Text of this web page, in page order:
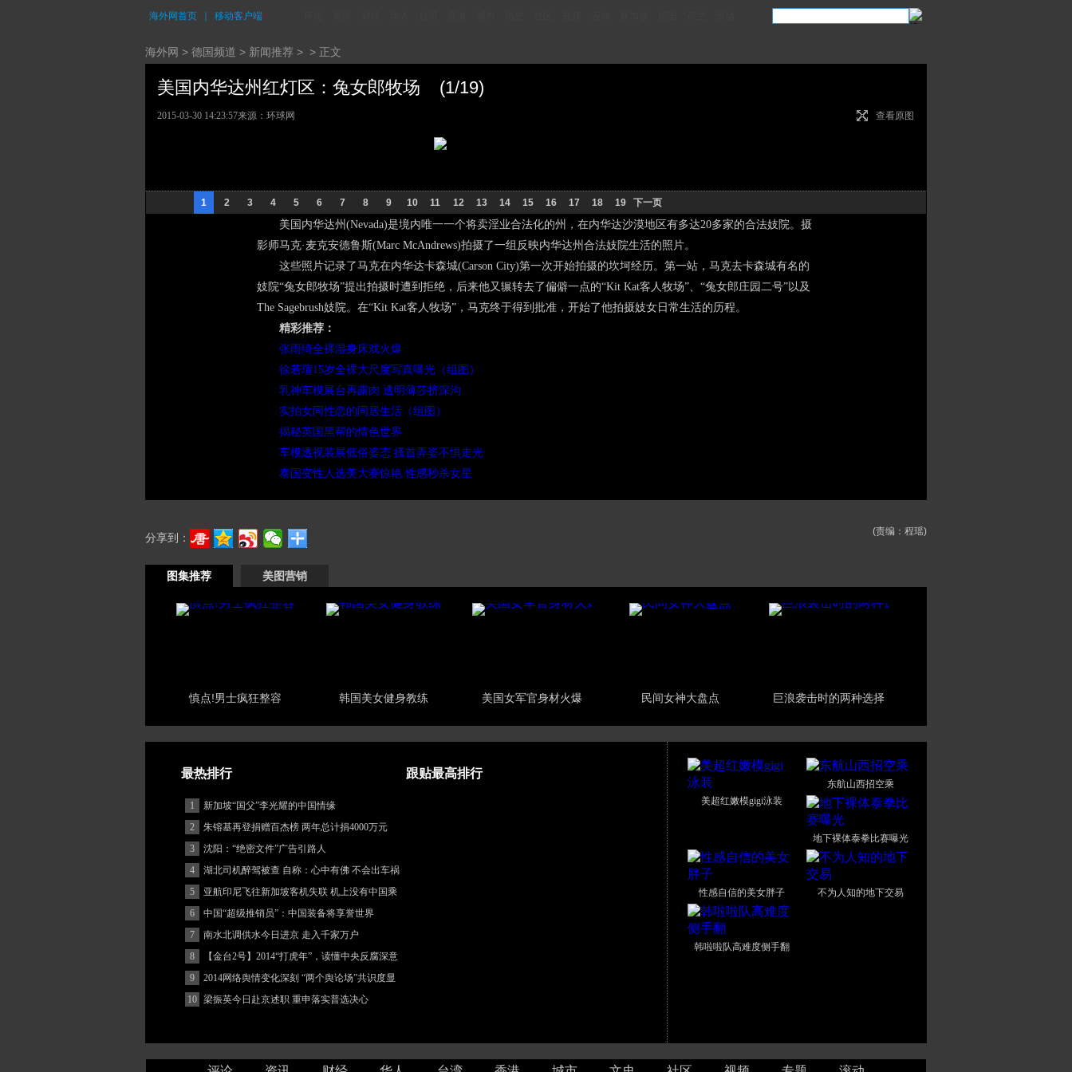
海外网首页 移动客户端
海外网 > 德国频道 > 新闻推荐 > > 正文
美国内华达州红灯区：兔女郎牧场 (1/19)
查看原图
2015-03-30 14:23:57来源： 环球网
1 2 3 4 5 6 7 8 9 10 11 12 13 14 15 16 17 18 19 下一页
美国内华达州(Nevada)是境内唯一一个将卖淫业合法化的州，在内华达沙漠地区有多达20多家的合法妓院。摄
影师马克·麦克安德鲁斯(Marc McAndrews)拍摄了一组反映内华达州合法妓院生活的照片。
这些照片记录了马克在内华达卡森城(Carson City)第一次开始拍摄的坎坷经历。第一站，马克去卡森城有名的
妓院“兔女郎牧场”提出拍摄时遭到拒绝，后来他又辗转去了偏僻一点的“Kit Kat客人牧场”、“兔女郎庄园二号”以及
The Sagebrush妓院。在“Kit Kat客人牧场”，马克终于得到批准，开始了他拍摄妓女日常生活的历程。
精彩推荐：
张雨绮全裸湿身床戏火爆
徐若瑄15岁全裸大尺度写真曝光（组图）
乳神车模展台再露肉 透明薄莎挤深沟
实拍女同性恋的同居生活（组图）
揭秘英国黑帮的情色世界
车模透视装展低俗姿态 搔首弄姿不惧走光
泰国变性人选美大赛惊艳 性感秒杀女星
(责编：程瑶)
分享到：
图集推荐 美图营销
慎点!男士疯狂整容 韩国美女健身教练 美国女军官身材火爆 民间女神大盘点 巨浪袭击时的两种选择
最热排行 跟贴最高排行
1
新加坡“国父”李光耀的中国情缘
2
朱镕基再登捐赠百杰榜 两年总计捐4000万元
3
沈阳：“绝密文件”广告引路人
4
湖北司机醉驾被查 自称：心中有佛 不会出车祸
(图)
5
亚航印尼飞往新加坡客机失联 机上没有中国乘
客
6
中国“超级推销员”：中国装备将享誉世界
7
南水北调供水今日进京 走入千家万户
8
【金台2号】2014“打虎年”，读懂中央反腐深意
9
2014网络舆情变化深刻 “两个舆论场”共识度显
著增强
10 梁振英今日赴京述职 重申落实普选决心
美超红嫩模gigi泳装
东航山西招空乘
地下裸体泰拳比赛曝光
性感自信的美女胖子 不为人知的地下交易
韩啦啦队高难度侧手翻